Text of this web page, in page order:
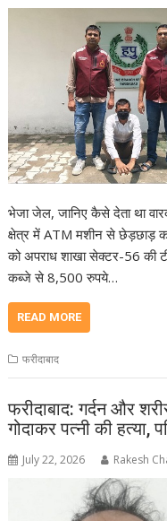
भेजा जेल, जानिए कैसे देता था
क्षेत्र में ATM मशीन से छेड़छाड़
को अपराध शाखा सेक्टर-56 की
कब्जे से 8,500 रुपये…
READ MORE
फरीदाबाद
फरीदाबाद: गर्दन और
गोदाकर पत्नी की हत्या,
July 22, 2026 Rakesh